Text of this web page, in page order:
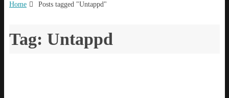
Home Posts tagged "Untappd"
Tag: Untappd